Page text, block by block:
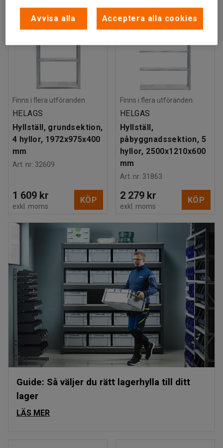
Finns i flera utföranden
HELAGS
Hyllställ, grundsektion,
4 hyllor, 1972x975x400
mm
Art. nr: 32609
1 609 kr
exkl. moms
KÖP
Finns i flera utföranden
HELGAS
Hyllställ,
påbyggnadssektion, 5
hyllor, 2500x1210x600
mm
Art. nr: 31863
2 279 kr
exkl. moms
KÖP
Guide: Så väljer du rätt lagerhylla till ditt
lager
LÄS MER
Avvisa alla Acceptera alla cookies